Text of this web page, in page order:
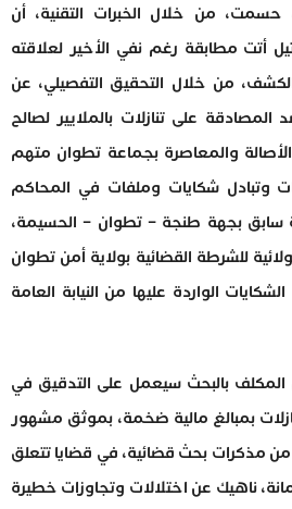
حسمت، من خلال الخبرات التقنية، أن
أتت مطابقة رغم نفي الأخير لعلاقته
من خلال التحقيق التفصيلي، عن
على تنازلات بالملايير لصالح
والمعاصرة بجماعة تطوان متهم
وتبادل شكايات وملفات في المحاكم
بجهة طنجة – تطوان – الحسيمة،
للشرطة القضائية بولاية أمن تطوان
الواردة عليها من النيابة العامة
بالبحث سيعمل على التدقيق في
بمبالغ مالية ضخمة، بموثق مشهور
مذكرات بحث قضائية، في قضايا تتعلق
ناهيك عن اختلالات وتجاوزات خطيرة